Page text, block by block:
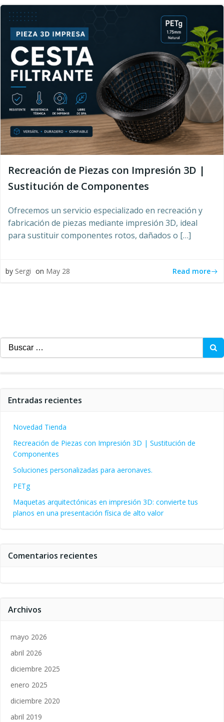
Recreación de Piezas con Impresión 3D |
Sustitución de Componentes
Ofrecemos un servicio especializado en recreación y
fabricación de piezas mediante impresión 3D, ideal
para sustituir componentes rotos, dañados o […]
by Sergi on May 28 Read more
Buscar:
Entradas recientes
Novedad Tienda
Recreación de Piezas con Impresión 3D | Sustitución de
Componentes
Soluciones personalizadas para aeronaves.
PETg
Maquetas arquitectónicas en impresión 3D: convierte tus
planos en una presentación física de alto valor
Comentarios recientes
Archivos
mayo 2026
abril 2026
diciembre 2025
enero 2025
diciembre 2020
abril 2019